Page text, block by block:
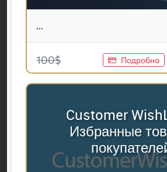
100$ Подробно
Customer
Избранные